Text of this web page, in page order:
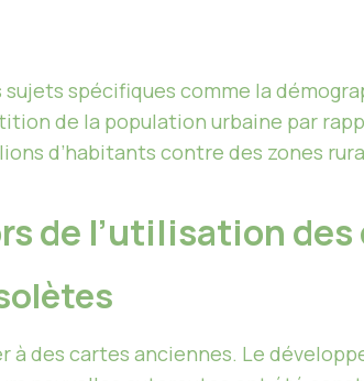
spécifiques comme la
de la population urbaine par
d’habitants contre des zones
de l’utilisation des
à des cartes anciennes. Le